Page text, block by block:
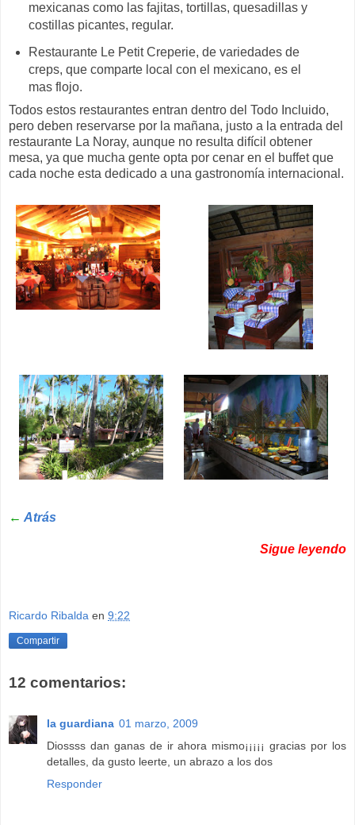
mexicanas como las fajitas, tortillas, quesadillas y
costillas picantes, regular.
Restaurante Le Petit Creperie, de variedades de
creps, que comparte local con el mexicano, es el
mas flojo.
Todos estos restaurantes entran dentro del Todo Incluido,
pero deben reservarse por la mañana, justo a la entrada del
restaurante La Noray, aunque no resulta difícil obtener
mesa, ya que mucha gente opta por cenar en el buffet que
cada noche esta dedicado a una gastronomía internacional.
← Atrás
Sigue leyendo
Ricardo Ribalda en 9:22
Compartir
12 comentarios:
la guardiana 01 marzo, 2009
Diossss dan ganas de ir ahora mismo¡¡¡¡¡ gracias por los
detalles, da gusto leerte, un abrazo a los dos
Responder